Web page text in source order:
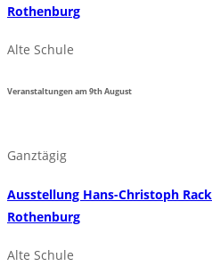
Rothenburg
Alte Schule
Veranstaltungen am9thAugust
Ganztägig
Ausstellung Hans-Christoph
Rothenburg
Alte Schule